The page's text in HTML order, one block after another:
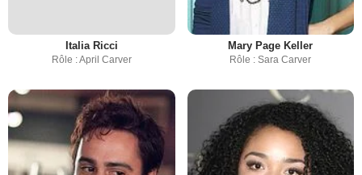
Italia Ricci
Rôle : April Carver
Mary Page Keller
Rôle : Sara Carver